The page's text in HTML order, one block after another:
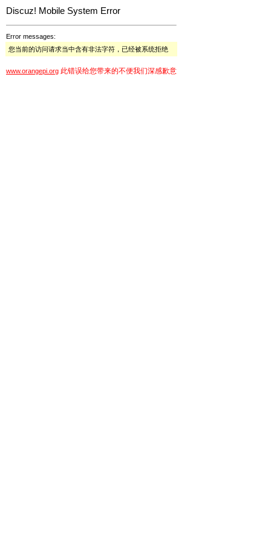
Discuz! Mobile System Error
Error messages:
您当前的访问请求当中含有非法字符，已经被系统拒绝
www.orangepi.org 此错误给您带来的不便我们深感歉意